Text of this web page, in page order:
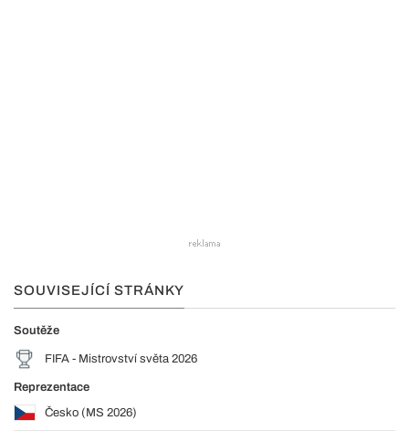
SOUVISEJÍCÍ STRÁNKY
Soutěže
FIFA - Mistrovství světa 2026
Reprezentace
Česko (MS 2026)